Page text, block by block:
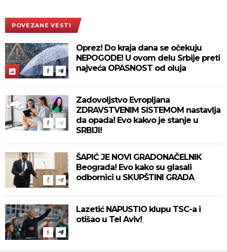
POVEZANE VESTI
Oprez! Do kraja dana se očekuju
NEPOGODE! U ovom delu Srbije preti
najveća OPASNOST od oluja
Zadovoljstvo Evropljana
ZDRAVSTVENIM SISTEMOM nastavlja
da opada! Evo kakvo je stanje u
SRBIJI!
ŠAPIĆ JE NOVI GRADONAČELNIK
Beograda! Evo kako su glasali
odbornici u SKUPŠTINI GRADA
Lazetić NAPUSTIO klupu TSC-a i
otišao u Tel Aviv!